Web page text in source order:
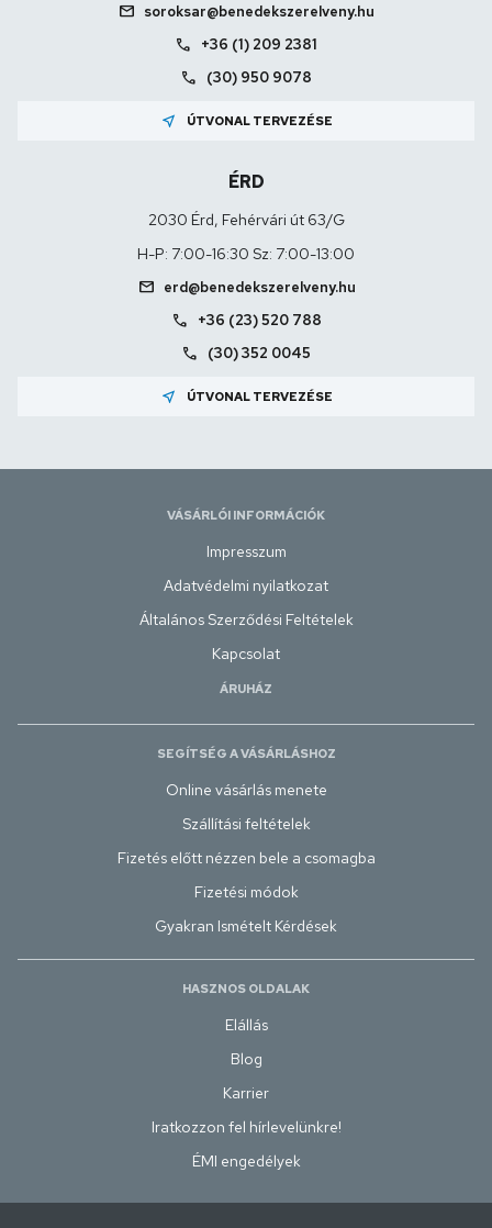
mail soroksar@benedekszerelveny.hu
call +36 (1) 209 2381
call (30) 950 9078
near_me ÚTVONAL TERVEZÉSE
ÉRD
2030 Érd, Fehérvári út 63/G
H-P: 7:00-16:30 Sz: 7:00-13:00
mail erd@benedekszerelveny.hu
call +36 (23) 520 788
call (30) 352 0045
near_me ÚTVONAL TERVEZÉSE
VÁSÁRLÓI INFORMÁCIÓK
Impresszum
Adatvédelmi nyilatkozat
Általános Szerződési Feltételek
Kapcsolat
ÁRUHÁZ
SEGÍTSÉG A VÁSÁRLÁSHOZ
Online vásárlás menete
Szállítási feltételek
Fizetés előtt nézzen bele a csomagba
Fizetési módok
Gyakran Ismételt Kérdések
HASZNOS OLDALAK
Elállás
Blog
Karrier
Iratkozzon fel hírlevelünkre!
ÉMI engedélyek